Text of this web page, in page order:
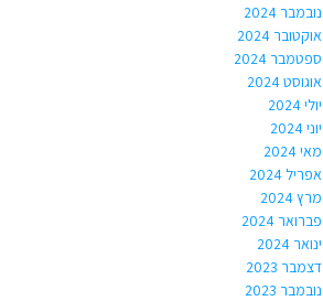
נובמבר 2024
אוקטובר 2024
ספטמבר 2024
אוגוסט 2024
יולי 2024
יוני 2024
מאי 2024
אפריל 2024
מרץ 2024
פברואר 2024
ינואר 2024
דצמבר 2023
נובמבר 2023